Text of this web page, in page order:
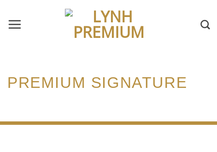
content
PREMIUM SIGNATURE